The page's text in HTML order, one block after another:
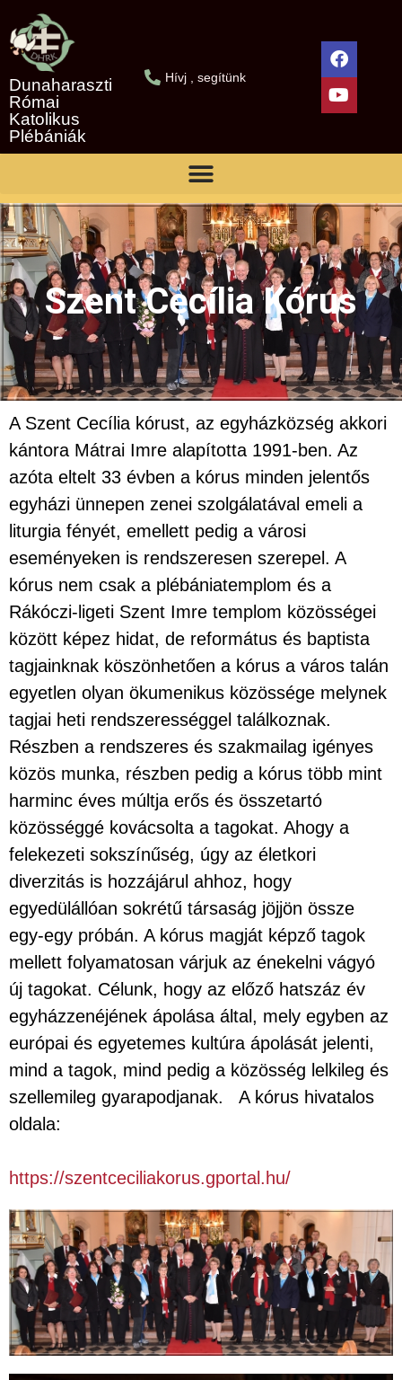
Dunaharaszti
Római
Katolikus
Plébániák
Hívj , segítünk
Szent Cecília Kórus
A Szent Cecília kórust, az egyházközség akkori
kántora Mátrai Imre alapította 1991-ben. Az
azóta eltelt 33 évben a kórus minden jelentős
egyházi ünnepen zenei szolgálatával emeli a
liturgia fényét, emellett pedig a városi
eseményeken is rendszeresen szerepel. A
kórus nem csak a plébániatemplom és a
Rákóczi-ligeti Szent Imre templom közösségei
között képez hidat, de református és baptista
tagjainknak köszönhetően a kórus a város talán
egyetlen olyan ökumenikus közössége melynek
tagjai heti rendszerességgel találkoznak.
Részben a rendszeres és szakmailag igényes
közös munka, részben pedig a kórus több mint
harminc éves múltja erős és összetartó
közösséggé kovácsolta a tagokat. Ahogy a
felekezeti sokszínűség, úgy az életkori
diverzitás is hozzájárul ahhoz, hogy
egyedülállóan sokrétű társaság jöjjön össze
egy-egy próbán. A kórus magját képző tagok
mellett folyamatosan várjuk az énekelni vágyó
új tagokat. Célunk, hogy az előző hatszáz év
egyházzenéjének ápolása által, mely egyben az
európai és egyetemes kultúra ápolását jelenti,
mind a tagok, mind pedig a közösség lelkileg és
szellemileg gyarapodjanak. A kórus hivatalos
oldala:
https://szentceciliakorus.gportal.hu/